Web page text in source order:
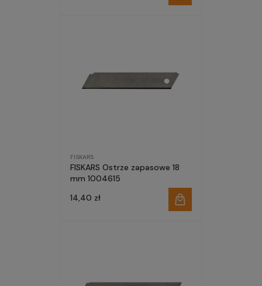
FISKARS
FISKARS Ostrze zapasowe 18
mm 1004615
14,40 zł